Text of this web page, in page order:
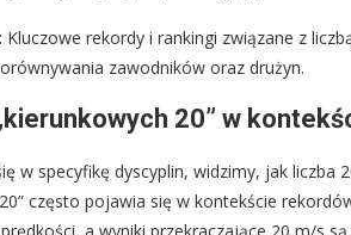
Kluczowe rekordy i rankingi związane z
zawodników oraz drużyn.
20” w
w specyfikę dyscyplin, widzimy, jak liczba
często pojawia się w kontekście